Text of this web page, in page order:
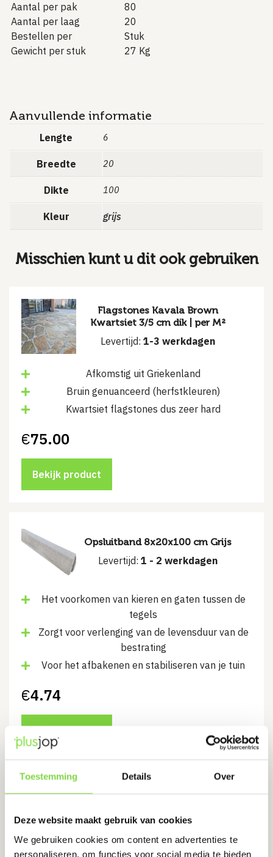
Toestemming Details Over
Deze website maakt gebruik van cookies
We gebruiken cookies om content en advertenties te
personaliseren, om functies voor social media te bieden
Aantal per pak
80
Aantal per laag
20
Bestellen per
Stuk
Gewicht per stuk
27 Kg
Aanvullende informatie
Lengte 6
Breedte 20
Dikte 100
Kleur grijs
Misschien kunt u dit ook gebruiken
Flagstones Kavala Brown
Kwartsiet 3/5 cm dik | per M²
Levertijd: 1-3 werkdagen
Afkomstig uit Griekenland
Bruin genuanceerd (herfstkleuren)
Kwartsiet flagstones dus zeer hard
€75.00
Bekijk product
Opsluitband 8x20x100 cm Grijs
Levertijd: 1 - 2 werkdagen
Het voorkomen van kieren en gaten tussen de
tegels
Zorgt voor verlenging van de levensduur van de
bestrating
Voor het afbakenen en stabiliseren van je tuin
€4.74
Opsluitband 10x35x100 cm Grijs
Levertijd:3 werkdagen